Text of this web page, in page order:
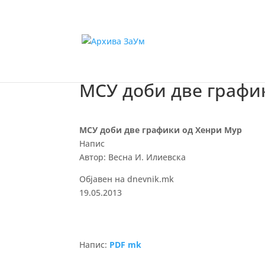
МСУ доби две
МСУ доби две графики од Хенри Мур
Напис
Автор: Весна И. Илиевска
Објавен на dnevnik.mk
19.05.2013
Напис: PDF mk